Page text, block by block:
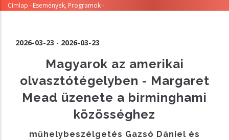
Morzsa
Címlap -Események, Programok-
2026-03-23 - 2026-03-23
Magyarok az amerikai
olvasztótégelyben - Margaret
Mead üzenete a birminghami
közösséghez
műhelybeszélgetés Gazsó Dániel és